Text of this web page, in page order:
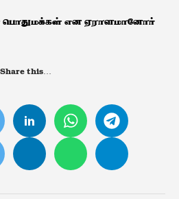
என ஏராளமானோர்
Share this…